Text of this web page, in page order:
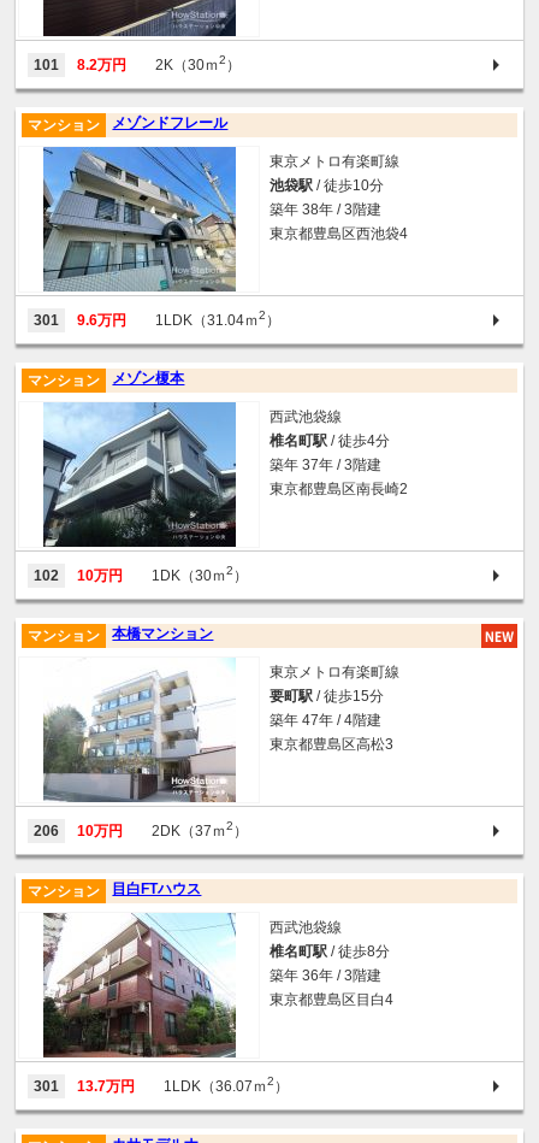
101 8.2万円 2K（30ｍ2 ）
メゾンドフレール
マンション
東京メトロ有楽町線
池袋駅 / 徒歩10分
築年 38年 / 3階建
東京都豊島区西池袋4
301 9.6万円 1LDK（31.04ｍ2 ）
メゾン榎本
マンション
西武池袋線
椎名町駅 / 徒歩4分
築年 37年 / 3階建
東京都豊島区南長崎2
102 10万円 1DK（30ｍ2 ）
本橋マンション
マンション
東京メトロ有楽町線
要町駅 / 徒歩15分
築年 47年 / 4階建
東京都豊島区高松3
206 10万円 2DK（37ｍ2 ）
目白FTハウス
マンション
西武池袋線
椎名町駅 / 徒歩8分
築年 36年 / 3階建
東京都豊島区目白4
301 13.7万円 1LDK（36.07ｍ2 ）